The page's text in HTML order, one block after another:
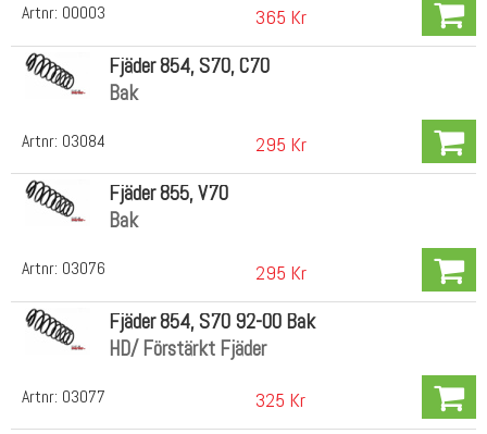
Artnr: 00003 365 Kr
Artnr: 03084
Fjäder 854, S70, C70
Bak
295 Kr
Artnr: 03076
Fjäder 855, V70
Bak
295 Kr
Artnr: 03077
Fjäder 854, S70 92-00 Bak
HD/ Förstärkt Fjäder
325 Kr